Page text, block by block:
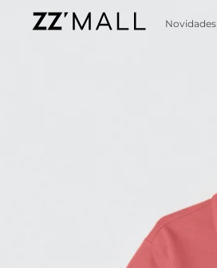
Novidades